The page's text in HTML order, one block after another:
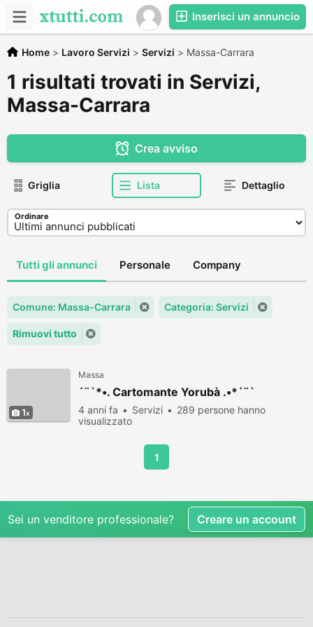
Inserisci un annuncio
Home > Lavoro Servizi > Servizi > Massa-Carrara
1 risultati trovati in Servizi,
Massa-Carrara
Crea avviso
Griglia Lista Dettaglio
Ordinare
Tutti gli annunci Personale Company
Comune: Massa-Carrara Categoria: Servizi
Rimuovi tutto
1
Massa
´¨`*•. Cartomante Yorubà .•*´¨`
4 anni fa Servizi
289 persone hanno
visualizzato
1
Sei un venditore professionale? Creare un account